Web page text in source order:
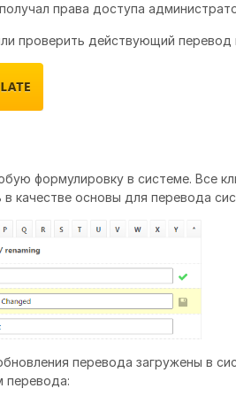
права доступа
проверить действующий перевод
формулировку в системе. Все
качестве основы для перевода
перевода загружены в
перевода: